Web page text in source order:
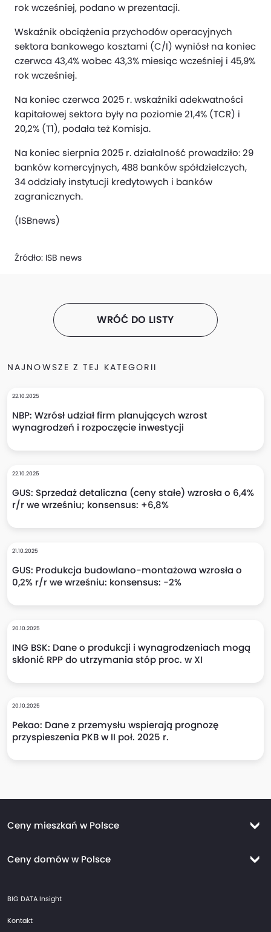
rok wcześniej, podano w prezentacji.
Wskaźnik obciążenia przychodów operacyjnych
sektora bankowego kosztami (C/I) wyniósł na koniec
czerwca 43,4% wobec 43,3% miesiąc wcześniej i 45,9%
rok wcześniej.
Na koniec czerwca 2025 r. wskaźniki adekwatności
kapitałowej sektora były na poziomie 21,4% (TCR) i
20,2% (T1), podała też Komisja.
Na koniec sierpnia 2025 r. działalność prowadziło: 29
banków komercyjnych, 488 banków spółdzielczych,
34 oddziały instytucji kredytowych i banków
zagranicznych.
(ISBnews)
Źródło: ISB news
WRÓĆ DO LISTY
NAJNOWSZE Z TEJ KATEGORII
22.10.2025
NBP: Wzrósł udział firm planujących wzrost
wynagrodzeń i rozpoczęcie inwestycji
22.10.2025
GUS: Sprzedaż detaliczna (ceny stałe) wzrosła o 6,4%
r/r we wrześniu; konsensus: +6,8%
21.10.2025
GUS: Produkcja budowlano-montażowa wzrosła o
0,2% r/r we wrześniu: konsensus: -2%
20.10.2025
ING BSK: Dane o produkcji i wynagrodzeniach mogą
skłonić RPP do utrzymania stóp proc. w XI
20.10.2025
Pekao: Dane z przemysłu wspierają prognozę
przyspieszenia PKB w II poł. 2025 r.
Ceny mieszkań w Polsce
Ceny mieszkań Kraków
Ceny domów w Polsce
Ceny domów Kraków
Ceny domów Wrocław
BIG DATA Insight
Kontakt